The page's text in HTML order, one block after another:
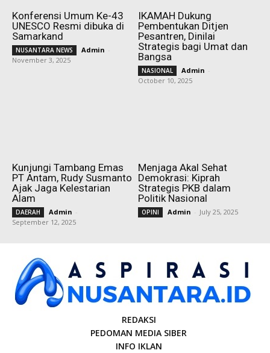
Konferensi Umum Ke-43
UNESCO Resmi dibuka di
Samarkand
NUSANTARA NEWS Admin
November 3, 2025
IKAMAH Dukung
Pembentukan Ditjen
Pesantren, Dinilai
Strategis bagi Umat dan
Bangsa
NASIONAL Admin
October 10, 2025
Kunjungi Tambang Emas
PT Antam, Rudy Susmanto
Ajak Jaga Kelestarian
Alam
DAERAH Admin
September 12, 2025
Menjaga Akal Sehat
Demokrasi: Kiprah
Strategis PKB dalam
Politik Nasional
OPINI Admin July 25, 2025
REDAKSI
PEDOMAN MEDIA SIBER
INFO IKLAN